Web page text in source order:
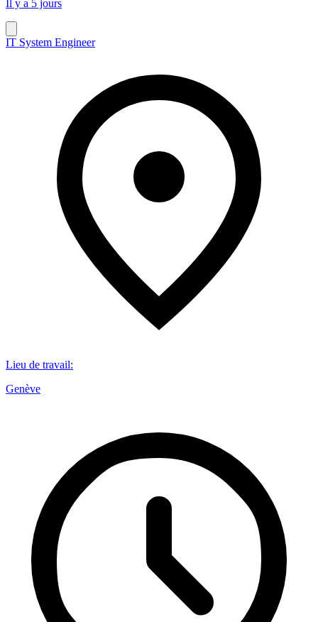
Il y a 5 jours
IT System Engineer
Lieu de travail:
Genève